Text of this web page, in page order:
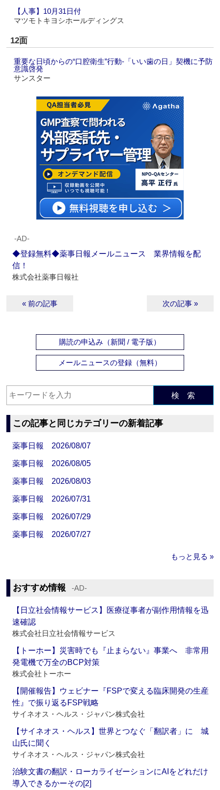
【人事】10月31日付
マツモトキヨシホールディングス
12面
重要な日頃からの“口腔衛生”行動-「いい歯の日」契機に予防
意識啓発
サンスター
‐AD‐
◆登録無料◆薬事日報メールニュース 業界情報を配
信！
株式会社薬事日報社
« 前の記事 次の記事 »
購読の申込み（新聞 / 電子版）
メールニュースの登録（無料）
検 索
この記事と同じカテゴリーの新着記事
薬事日報 2026/08/07
薬事日報 2026/08/05
薬事日報 2026/08/03
薬事日報 2026/07/31
薬事日報 2026/07/29
薬事日報 2026/07/27
もっと見る »
おすすめ情報 ‐AD‐
【日立社会情報サービス】医療従事者が副作用情報を迅
速確認
株式会社日立社会情報サービス
【トーホー】災害時でも『止まらない』事業へ 非常用
発電機で万全のBCP対策
株式会社トーホー
【開催報告】ウェビナー『FSPで変える臨床開発の生産
性』で振り返るFSP戦略
サイネオス・ヘルス・ジャパン株式会社
【サイネオス・ヘルス】世界とつなぐ「翻訳者」に 城
山氏に聞く
サイネオス・ヘルス・ジャパン株式会社
治験文書の翻訳・ローカライゼーションにAIをどれだけ
導入できるかーその[2]